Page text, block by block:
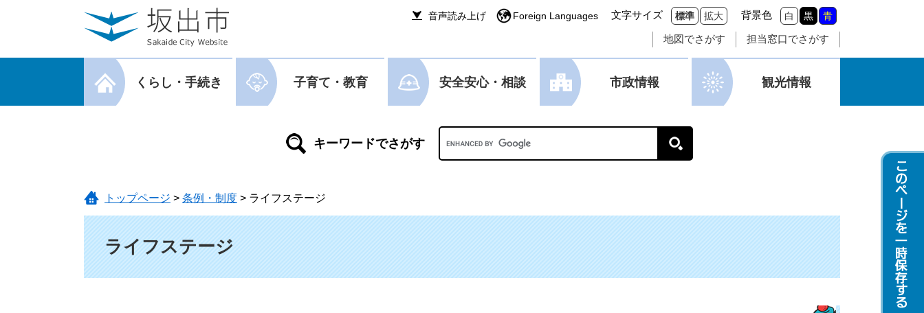
音声読み上げ Foreign Languages 文字サイズ 標準 拡大 背景色 白 黒 青
地図でさがす 担当窓口でさがす
メニューを閉じる
くらし・手続き 子育て・教育 安全安心・相談 市政情報 観光情報
Googleカスタム検索
トップページ > 条例・制度 > ライフステージ
ライフステージ